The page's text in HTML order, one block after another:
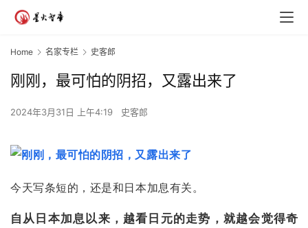
Home 名家专栏 史客郎
刚刚，最可怕的阴招，又露出来了
2024年3月31日 上午4:19 史客郎
今天写条短的，还是和日 本加息有关。
自从日本加息以来，越看日元的走势，就越会觉得奇